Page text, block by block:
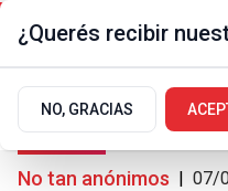
Sociedad
No tan anónimos |
¿Querés recibir
NO, GRACIAS